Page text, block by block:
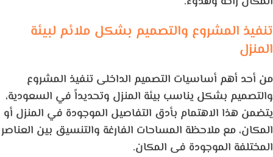
تنفيذ المشروع والتصميم بشكل ملائم لبيئة
المنزل
من أحد أهم أساسيات التصميم الداخلى تنفيذ المشروع
والتصميم بشكل يناسب بيئة المنزل وتحديداً في السعودية،
يتضمن هذا الاهتمام بأدق التفاصيل الموجودة في المنزل أو
المكان، مع ملاحظة المساحات الفارغة والتنسيق بين العناصر
المختلفة الموجودة فى المكان.